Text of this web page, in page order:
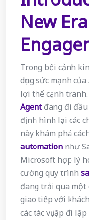
New
Trong bối cảnh
dụng sức mạnh
lợi thế cạnh tranh.
Agentđang đi đầu
định hình lại các
này khám phá
automation như
Microsoft hợp lý
cường quy trình
đang trải qua một
giao tiếp với
các tác vụ lặp đi